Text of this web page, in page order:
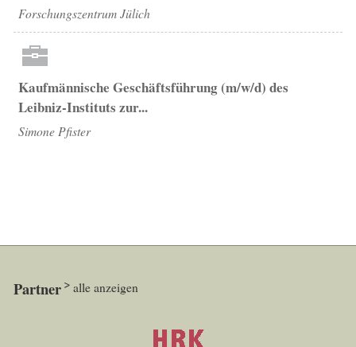
Forschungszentrum Jülich
Kaufmännische Geschäftsführung (m/w/d) des
Leibniz-Instituts zur...
Simone Pfister
Partner alle anzeigen